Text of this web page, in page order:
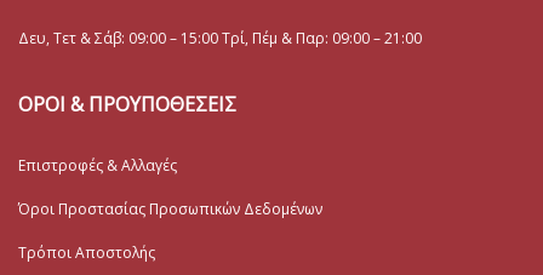
Δευ, Τετ & Σάβ: 09:00 – 15:00 Τρί, Πέμ & Παρ: 09:00 – 21:00
ΟΡΟΙ & ΠΡΟΥΠΟΘΕΣΕΙΣ
Επιστροφές & Αλλαγές
Όροι Προστασίας Προσωπικών Δεδομένων
Τρόποι Αποστολής